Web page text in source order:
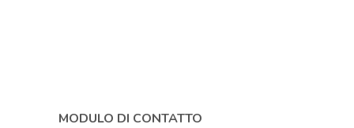
MODULO DI CONTATTO